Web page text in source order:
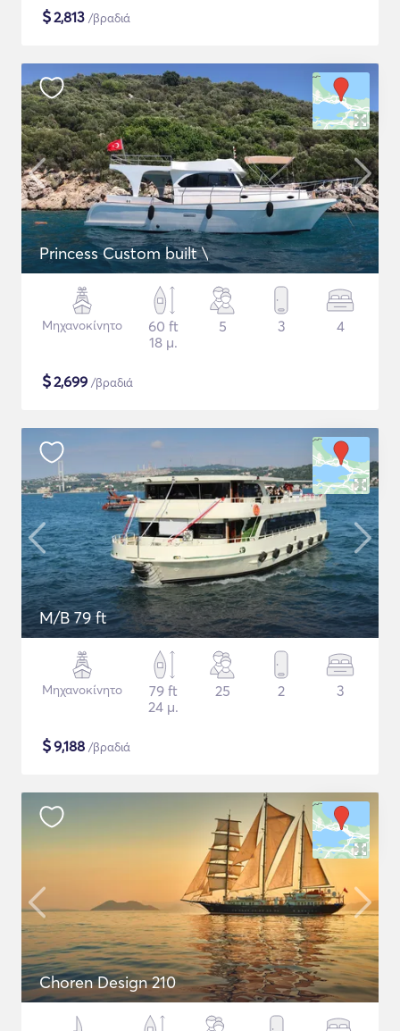
$2,813 /βραδιά
Princess Custom built \
Μηχανοκίνητο
60 ft
18 μ.
5 3 4
$2,699 /βραδιά
M/B 79 ft
Μηχανοκίνητο
79 ft
24 μ.
25 2 3
$9,188 /βραδιά
Choren Design 210